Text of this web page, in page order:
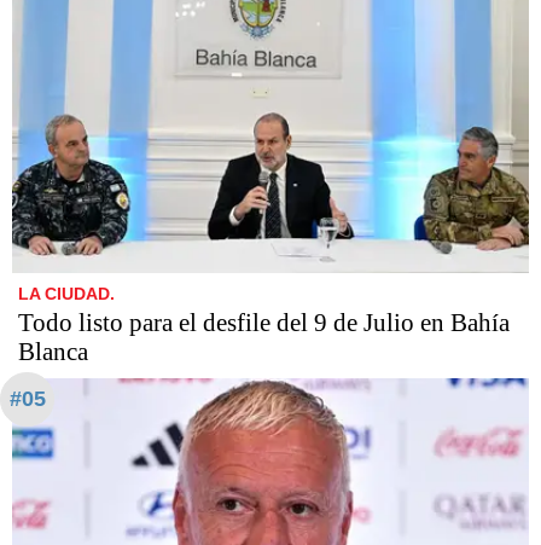
LA CIUDAD.
Todo listo para el desfile del 9 de Julio en Bahía
Blanca
#05